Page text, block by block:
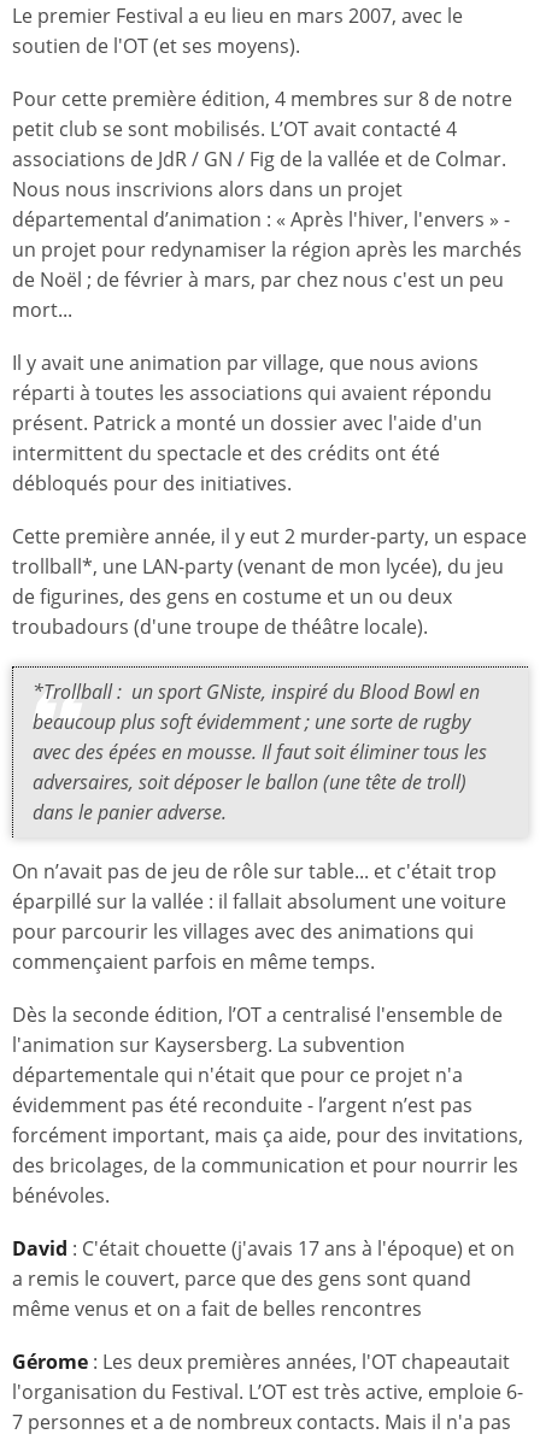
Le premier Festival a eu lieu en mars 2007, avec le
soutien de l'OT (et ses moyens).
Pour cette première édition, 4 membres sur 8 de notre
petit club se sont mobilisés. L’OT avait contacté 4
associations de JdR / GN / Fig de la vallée et de Colmar.
Nous nous inscrivions alors dans un projet
départemental d’animation : « Après l'hiver, l'envers » -
un projet pour redynamiser la région après les marchés
de Noël ; de février à mars, par chez nous c'est un peu
mort...
Il y avait une animation par village, que nous avions
réparti à toutes les associations qui avaient répondu
présent. Patrick a monté un dossier avec l'aide d'un
intermittent du spectacle et des crédits ont été
débloqués pour des initiatives.
Cette première année, il y eut 2 murder-party, un espace
trollball*, une LAN-party (venant de mon lycée), du jeu
de figurines, des gens en costume et un ou deux
troubadours (d'une troupe de théâtre locale).
*Trollball : un sport GNiste, inspiré duBlood Bowlen
beaucoup plus soft évidemment ; une sorte de rugby
avec des épées en mousse. Il faut soit éliminer tous les
adversaires, soit déposer le ballon (une tête de troll)
dans le panier adverse.
On n’avait pas de jeu de rôle sur table... et c'était trop
éparpillé sur la vallée : il fallait absolument une voiture
pour parcourir les villages avec des animations qui
commençaient parfois en même temps.
Dès la seconde édition, l’OT a centralisé l'ensemble de
l'animation sur Kaysersberg. La subvention
départementale qui n'était que pour ce projet n'a
évidemment pas été reconduite - l’argent n’est pas
forcément important, mais ça aide, pour des invitations,
des bricolages, de la communication et pour nourrir les
bénévoles.
David : C'était chouette (j'avais 17 ans à l'époque) et on
a remis le couvert, parce que des gens sont quand
même venus et on a fait de belles rencontres
Gérome : Les deux premières années, l'OT chapeautait
l'organisation du Festival. L’OT est très active, emploie 6-
7 personnes et a de nombreux contacts. Mais il n'a pas